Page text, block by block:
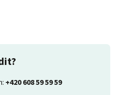
+420 608 59 59 59